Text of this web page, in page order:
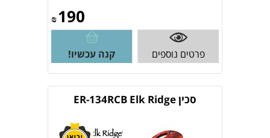
₪190
פרטים נוספים קנה עכשיו!
סכין ER-134RCB Elk Ridge